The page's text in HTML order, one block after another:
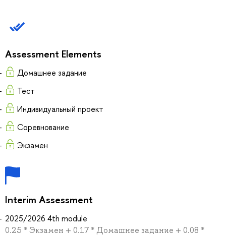
Assessment Elements
Домашнее задание
Тест
Индивидуальный проект
Соревнование
Экзамен
Interim Assessment
2025/2026 4th module
0.25 * Экзамен + 0.17 * Домашнее задание + 0.08 *